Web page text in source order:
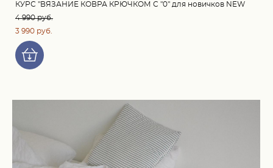
КУРС "ВЯЗАНИЕ КОВРА КРЮЧКОМ С "0" для новичков NEW
4 990 pуб.
3 990 pуб.